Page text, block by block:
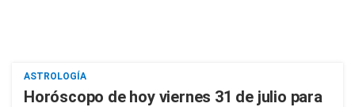
ASTROLOGÍA
Horóscopo de hoy viernes 31 de julio para